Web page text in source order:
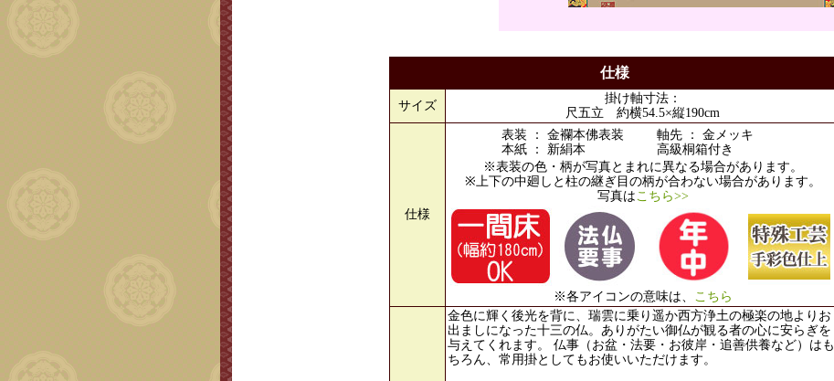
仕様
サイズ
掛け軸寸法：
尺五立 約横54.5×縦190cm
仕様
表装 ： 金襴本佛表装
本紙 ： 新絹本
軸先 ： 金メッキ
高級桐箱付き
※表装の色・柄が写真とまれに異なる場合があります。
※上下の中廻しと柱の継ぎ目の柄が合わない場合があります。
写真はこちら>>
※各アイコンの意味は、 こちら
金色に輝く後光を背に、瑞雲に乗り遥か西方浄土の極楽の地よりお
出ましになった十三の仏。ありがたい御仏が観る者の心に安らぎを
与えてくれます。 仏事（お盆・法要・お彼岸・追善供養など）はも
ちろん、常用掛としてもお使いいただけます。